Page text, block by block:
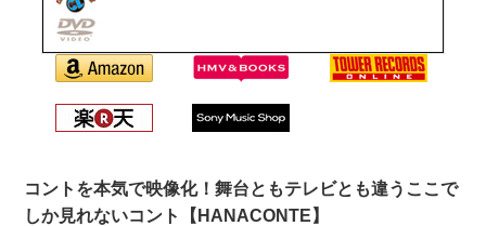
コントを本気で映像化！舞台ともテレビとも違うここで
しか見れないコント【HANACONTE】